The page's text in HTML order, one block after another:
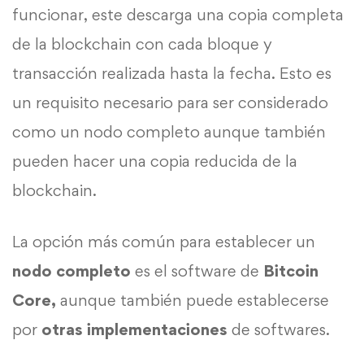
funcionar, este descarga una copia completa
de la blockchain con cada bloque y
transacción realizada hasta la fecha. Esto es
un requisito necesario para ser considerado
como un nodo completo aunque también
pueden hacer una copia reducida de la
blockchain.
La opción más común para establecer un
nodo completo es el software de Bitcoin
Core, aunque también puede establecerse
por otras implementaciones de softwares.